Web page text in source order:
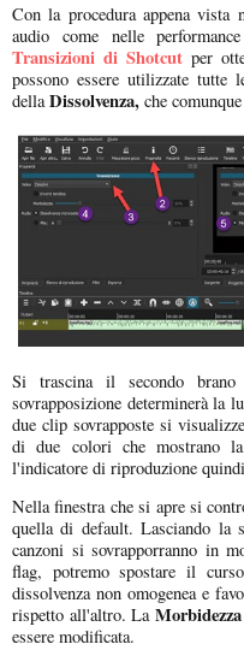
Con la procedura appena vista
audio come nelle
Transizioni di Shotcutper
possono essere utilizzate
della Dissolvenza, che
Si trascina il secondo
sovrapposizione determinerà la
due clip sovrapposte si
di due colori che mostrano
l'indicatore di riproduzione
Nella finestra che si apre si
quella di default. Lasciando la
canzoni si sovrapporranno in
flag, potremo spostare il
dissolvenza non omogenea e
rispetto all'altro. La Morbidezza
essere modificata.